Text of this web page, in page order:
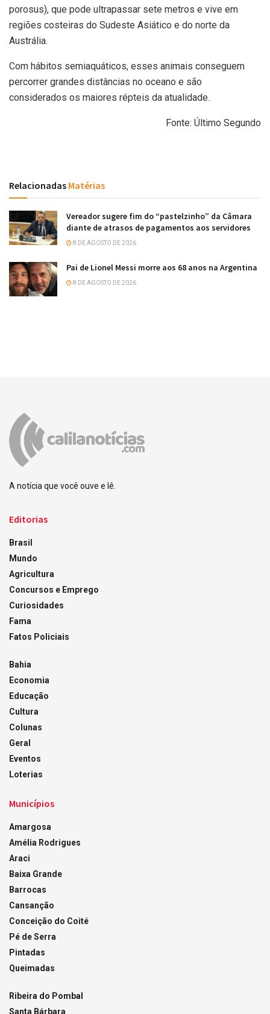
porosus), que pode ultrapassar sete metros e vive em
regiões costeiras do Sudeste Asiático e do norte da
Austrália.
Com hábitos semiaquáticos, esses animais conseguem
percorrer grandes distâncias no oceano e são
considerados os maiores répteis da atualidade.
Fonte: Último Segundo
Relacionadas Matérias
Vereador sugere fim do “pastelzinho” da Câmara
diante de atrasos de pagamentos aos servidores
8 DE AGOSTO DE 2026
Pai de Lionel Messi morre aos 68 anos na Argentina
8 DE AGOSTO DE 2026
A notícia que você ouve e lê.
Editorias
Brasil
Mundo
Agricultura
Concursos e Emprego
Curiosidades
Fama
Fatos Policiais
Bahia
Economia
Educação
Cultura
Colunas
Geral
Eventos
Loterias
Municípios
Amargosa
Amélia Rodrigues
Araci
Baixa Grande
Barrocas
Cansanção
Conceição do Coité
Pé de Serra
Pintadas
Queimadas
Ribeira do Pombal
Santa Bárbara